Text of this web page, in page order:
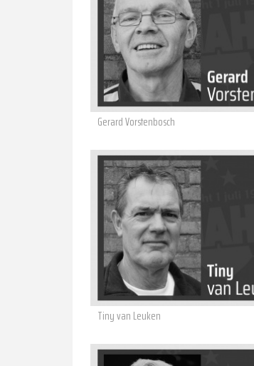
Gerard Vorstenbosch
Tiny van Leuken